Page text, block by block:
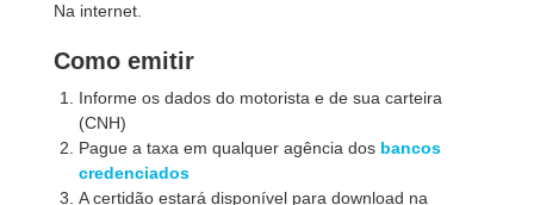
Na internet.
Como emitir
Informe os dados do motorista e de sua carteira
(CNH)
Pague a taxa em qualquer agência dos bancos
credenciados
A certidão estará disponível para download na